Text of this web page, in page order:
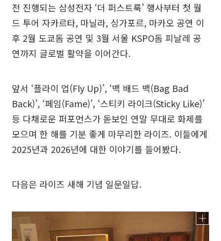
전 진행되는 삼성전자 ‘더 퍼스트룩’ 행사부터 첫 월
드 투어 자카르타, 마닐라, 싱가포르, 마카오 공연 이
후 2월 도쿄돔 공연 및 3월 서울 KSPO돔 피날레 공
연까지 글로벌 활약을 이어간다.
앞서 ‘플라이 업(Fly Up)’, ‘백 배드 백(Bag Bad
Back)’, ‘페임(Fame)’, ‘스티키 라이크(Sticky Like)’
등 다채로운 퍼포먼스가 돋보인 연말 무대로 화제를
모으며 한 해를 기분 좋게 마무리한 라이즈. 이들에게
2025년과 2026년에 대한 이야기를 들어봤다.
다음은 라이즈 새해 기념 일문일답.